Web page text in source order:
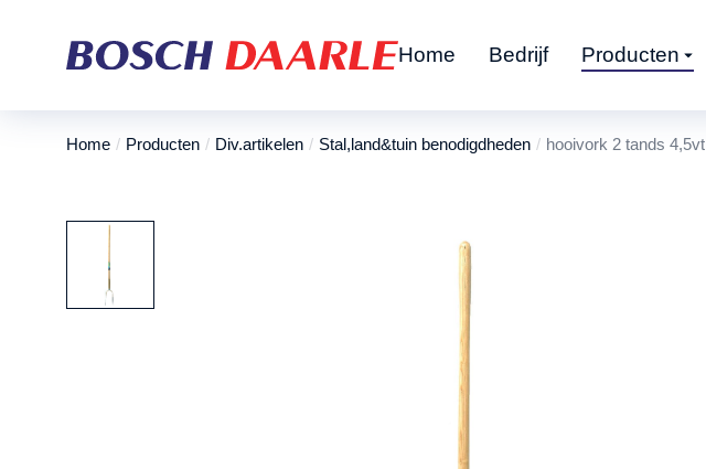
Home Bedrijf Producten
Je bent hier:
Home Producten Div.artikelen Stal,land&tuin benodigdheden hooivork 2 tands 4,5vt